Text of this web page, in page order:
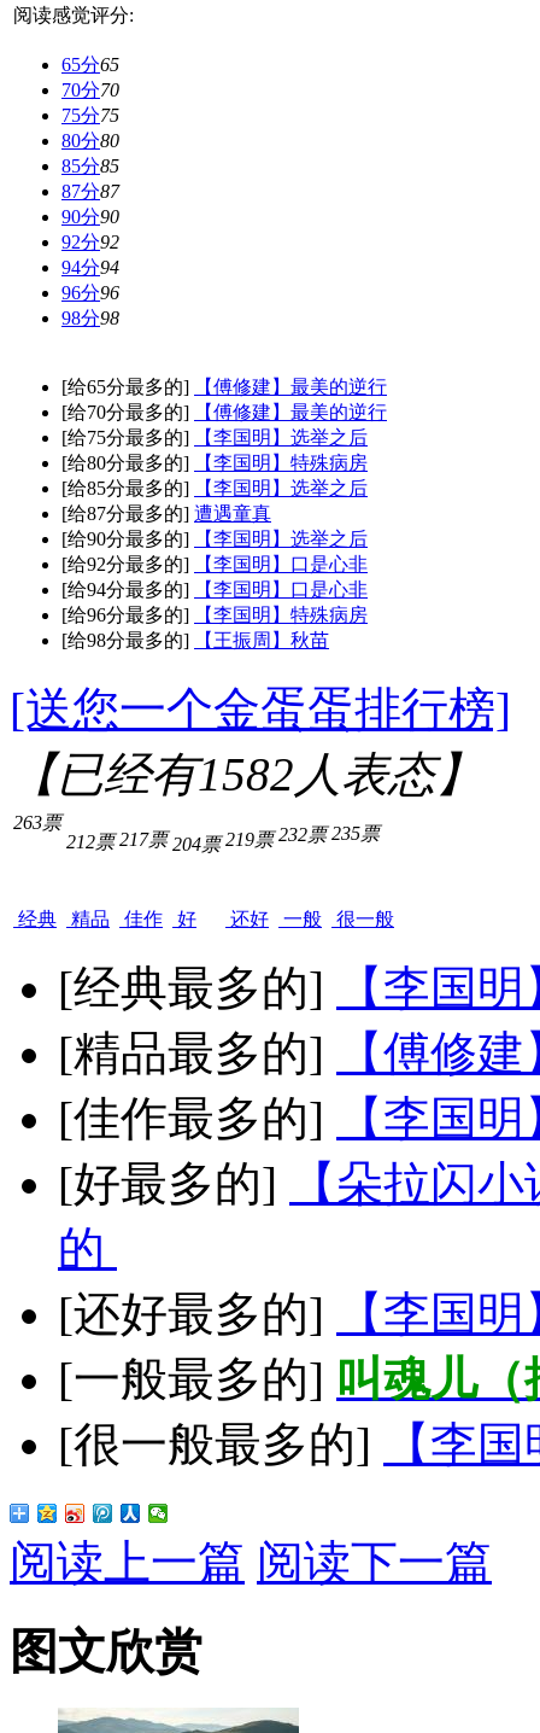
阅读感觉评分:
65分65
70分70
75分75
80分80
85分85
87分87
90分90
92分92
94分94
96分96
98分98
[给65分最多的]
【傅修建】最美的逆行
[给70分最多的]
【傅修建】最美的逆行
[给75分最多的]
【李国明】选举之后
[给80分最多的]
【李国明】特殊病房
[给85分最多的]
【李国明】选举之后
[给87分最多的] 遭遇童真
[给90分最多的]
【李国明】选举之后
[给92分最多的]
【李国明】口是心非
[给94分最多的]
【李国明】口是心非
[给96分最多的]
【李国明】特殊病房
[给98分最多的]
【王振周】秋苗
[送您一个金蛋蛋排行榜]
【已经有1582人表态】
263票
经典
212票
精品
217票
佳作
204票
好
219票
还好
232票
一般
235票
很一般
[经典最多的]
【李国
[精品最多的]
【傅修
[佳作最多的]
【李国
[好最多的]
【朵拉闪
的
[还好最多的]
【李国
[一般最多的] 叫魂儿
[很一般最多的]
【李
阅读上一篇 阅读下一篇
图文欣赏